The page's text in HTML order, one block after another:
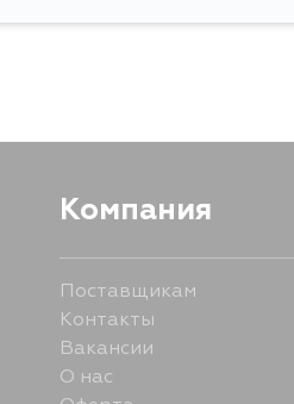
Компания
Поставщикам
Контакты
Вакансии
О нас